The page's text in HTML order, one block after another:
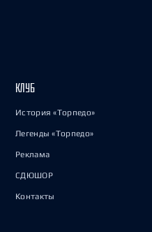
КЛУБ
История «Торпедо»
Легенды «Торпедо»
Реклама
СДЮШОР
Контакты